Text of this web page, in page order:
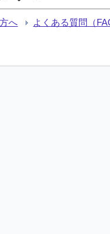
へ よくある質問（